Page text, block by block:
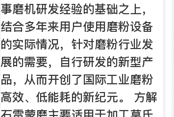
事磨机研发经验的基础之上，
结合多年来用户使用磨粉设备
的实际情况，针对磨粉行业发
展的需要，自行研发的新型产
品，从而开创了国际工业磨粉
高效、低能耗的新纪元。 方解